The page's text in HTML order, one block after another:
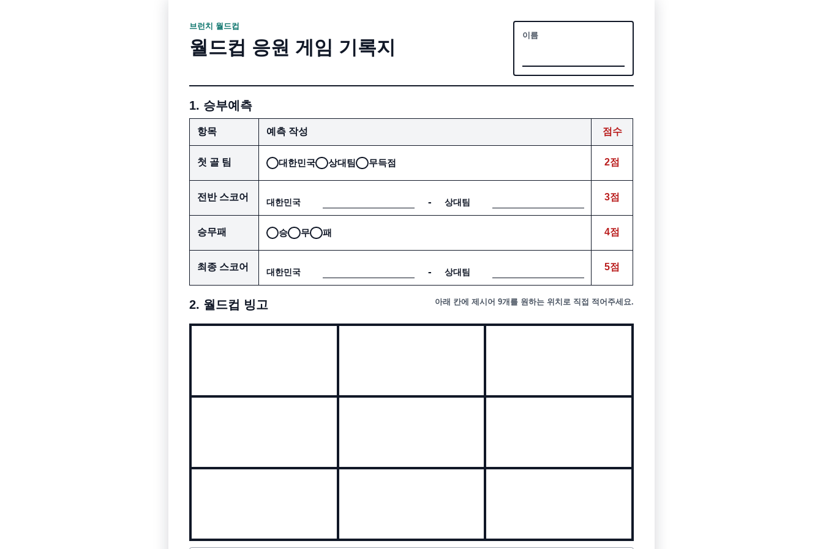
브런치 월드컵
월드컵 응원 게임 기록지
이름
1. 승부예측
항목 예측 작성 점수
첫 골 팀 대한민국 상대팀 무득점 2점
전반 스코어
대한민국 - 상대팀
3점
승무패 승 무 패 4점
최종 스코어
대한민국 - 상대팀
5점
2. 월드컵 빙고 아래 칸에 제시어 9개를 원하는 위치로 직접 적어주세요.